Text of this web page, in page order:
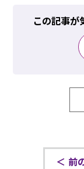
この記事が
前